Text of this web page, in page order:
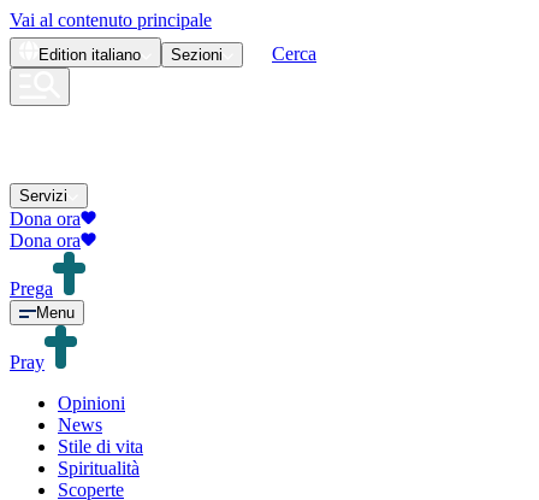
Vai al contenuto principale
Edition italiano Sezioni Cerca
Servizi
Dona ora
Dona ora
Prega
Menu
Pray
Opinioni
News
Stile di vita
Spiritualità
Scoperte